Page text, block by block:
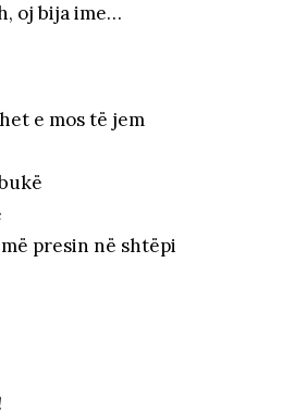
oj bija ime…
e mos të jem
presin në shtëpi